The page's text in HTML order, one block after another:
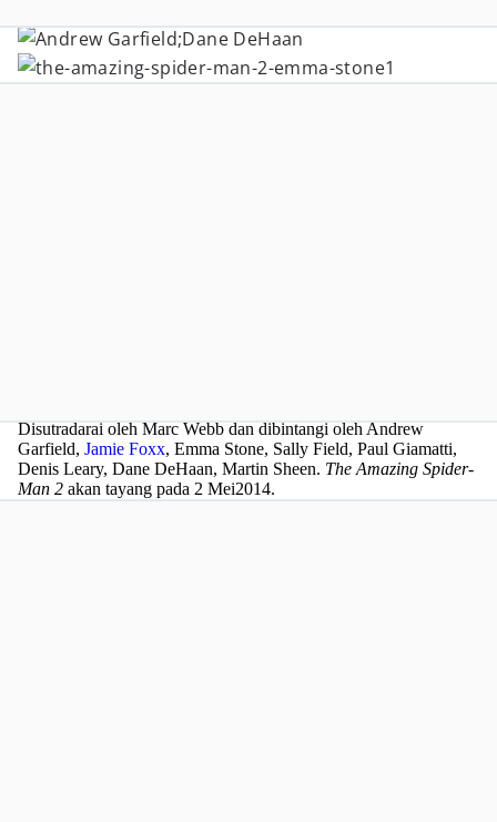
Disutradarai oleh Marc Webb dan dibintangi oleh Andrew
Garfield, Jamie Foxx, Emma Stone, Sally Field, Paul Giamatti,
Denis Leary, Dane DeHaan, Martin Sheen. The Amazing Spider-
Man 2 akan tayang pada 2 Mei2014.